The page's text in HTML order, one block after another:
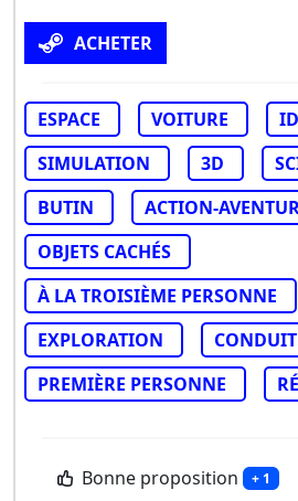
ACHETER
ESPACE VOITURE
SIMULATION
3D
BUTIN
ACTION-
OBJETS CACHÉS
À LA TROISIÈME PERSONNE
EXPLORATION
PREMIÈRE PERSONNE
Bonne proposition + 1